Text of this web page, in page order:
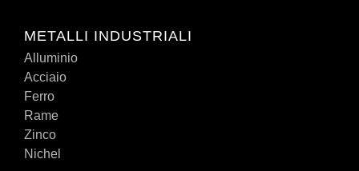
METALLI INDUSTRIALI
Alluminio
Acciaio
Ferro
Rame
Zinco
Nichel